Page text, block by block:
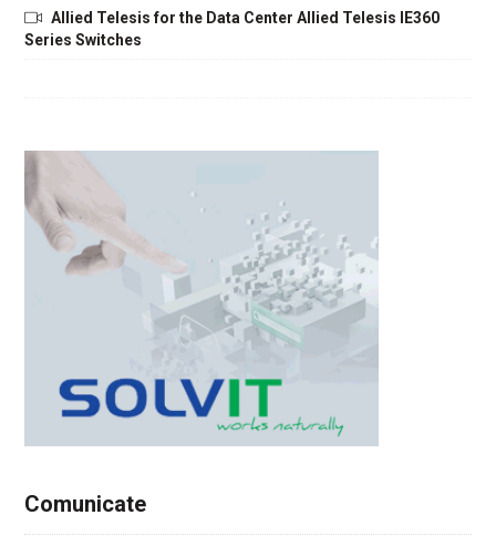
Allied Telesis for the Data Center Allied Telesis IE360
Series Switches
Comunicate